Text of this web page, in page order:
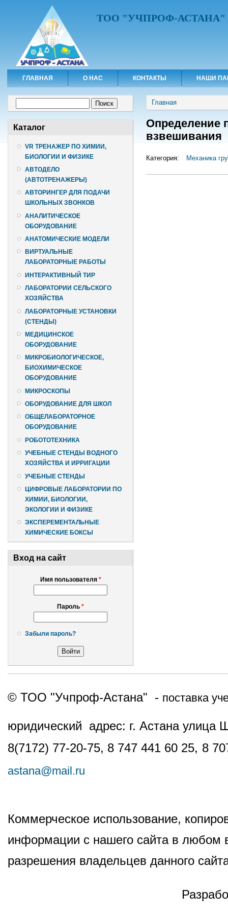
ТОО "УЧПРОФ-АСТАНА"
ГЛАВНАЯ О НАС КОНТАКТЫ НАШИ
Каталог
VR ТРЕНАЖЕР ПО ХИМИИ,
БИОЛОГИИ И ФИЗИКЕ
АВТОДЕЛО
(АВТОТРЕНАЖЕРЫ)
АВТОРИНГЕР ДЛЯ ПОДАЧИ
ШКОЛЬНЫХ ЗВОНКОВ
АНАЛИТИЧЕСКОЕ
ОБОРУДОВАНИЕ
АНАТОМИЧЕСКИЕ МОДЕЛИ
ВИРТУАЛЬНЫЕ
ЛАБОРАТОРНЫЕ РАБОТЫ
ИНТЕРАКТИВНЫЙ ТИР
ЛАБОРАТОРИИ СЕЛЬСКОГО
ХОЗЯЙСТВА
ЛАБОРАТОРНЫЕ УСТАНОВКИ
(СТЕНДЫ)
МЕДИЦИНСКОЕ
ОБОРУДОВАНИЕ
МИКРОБИОЛОГИЧЕСКОЕ,
БИОХИМИЧЕСКОЕ
ОБОРУДОВАНИЕ
МИКРОСКОПЫ
ОБОРУДОВАНИЕ ДЛЯ ШКОЛ
ОБЩЕЛАБОРАТОРНОЕ
ОБОРУДОВАНИЕ
РОБОТОТЕХНИКА
УЧЕБНЫЕ СТЕНДЫ ВОДНОГО
ХОЗЯЙСТВА И ИРРИГАЦИИ
УЧЕБНЫЕ СТЕНДЫ
ЦИФРОВЫЕ ЛАБОРАТОРИИ ПО
ХИМИИ, БИОЛОГИИ,
ЭКОЛОГИИ И ФИЗИКЕ
ЭКСПЕРЕМЕНТАЛЬНЫЕ
ХИМИЧЕСКИЕ БОКСЫ
Вход на сайт
Имя пользователя *
Пароль *
Забыли пароль?
Вы здесь
Главная
Определение
взвешивания
Категория: Механика
© ТОО "Учпроф-Астана" - поставка
юридический адрес: г. Астана
8(7172) 77-20-75, 8 747 441 60 25, 8
astana@mail.ru
Коммерческое использование,
информации с нашего сайта в любом
разрешения владельцев данного